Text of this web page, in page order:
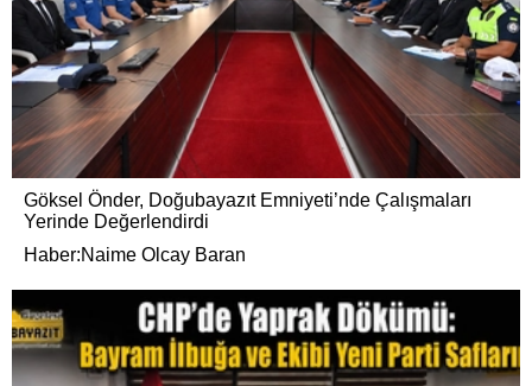
Göksel Önder, Doğubayazıt Emniyeti’nde Çalışmaları
Yerinde Değerlendirdi
Haber:Naime Olcay Baran